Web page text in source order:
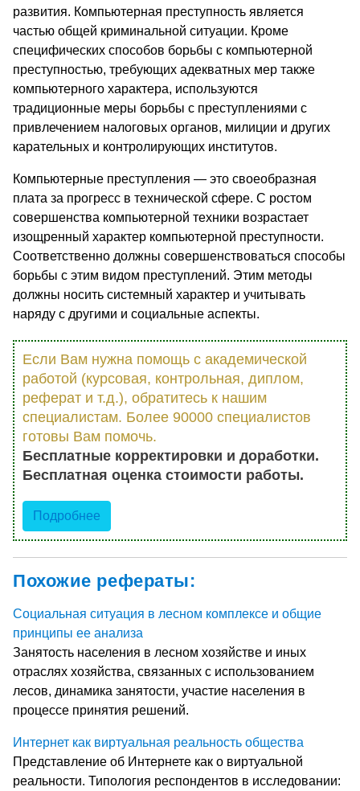
развития. Компьютерная преступность является
частью общей криминальной ситуации. Кроме
специфических способов борьбы с компьютерной
преступностью, требующих адекватных мер также
компьютерного характера, используются
традиционные меры борьбы с преступлениями с
привлечением налоговых органов, милиции и других
карательных и контролирующих институтов.
Компьютерные преступления — это своеобразная
плата за прогресс в технической сфере. С ростом
совершенства компьютерной техники возрастает
изощренный характер компьютерной преступности.
Соответственно должны совершенствоваться способы
борьбы с этим видом преступлений. Этим методы
должны носить системный характер и учитывать
наряду с другими и социальные аспекты.
Если Вам нужна помощь с академической
работой (курсовая, контрольная, диплом,
реферат и т.д.), обратитесь к нашим
специалистам. Более 90000 специалистов
готовы Вам помочь.
Бесплатные корректировки и доработки.
Бесплатная оценка стоимости работы.
Подробнее
Похожие рефераты:
Социальная ситуация в лесном комплексе и общие
принципы ее анализа
Занятость населения в лесном хозяйстве и иных
отраслях хозяйства, связанных с использованием
лесов, динамика занятости, участие населения в
процессе принятия решений.
Интернет как виртуальная реальность общества
Представление об Интернете как о виртуальной
реальности. Типология респондентов в исследовании: